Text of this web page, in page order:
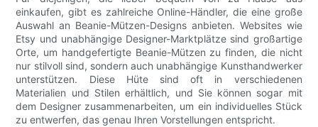
einkaufen, gibt es zahlreiche Online-Händler, die eine große
Auswahl an Beanie-Mützen-Designs anbieten. Websites wie
Etsy und unabhängige Designer-Marktplätze sind großartige
Orte, um handgefertigte Beanie-Mützen zu finden, die nicht
nur stilvoll sind, sondern auch unabhängige Kunsthandwerker
unterstützen. Diese Hüte sind oft in verschiedenen
Materialien und Stilen erhältlich, und Sie können sogar mit
dem Designer zusammenarbeiten, um ein individuelles Stück
zu entwerfen, das genau Ihren Vorstellungen entspricht.